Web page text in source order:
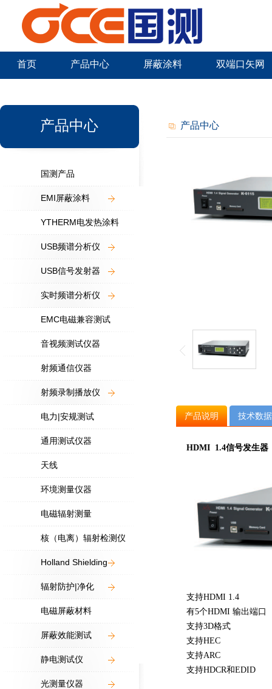
首页 产品中心 屏蔽涂料 双端口矢网
产品中心
国测产品
EMI屏蔽涂料
YTHERM电发热涂料
USB频谱分析仪
USB信号发射器
实时频谱分析仪
EMC电磁兼容测试
音视频测试仪器
射频通信仪器
射频录制播放仪
电力|安规测试
通用测试仪器
天线
环境测量仪器
电磁辐射测量
核（电离）辐射检测仪
Holland Shielding
辐射防护|净化
电磁屏蔽材料
屏蔽效能测试
静电测试仪
光测量仪器
产品中心
产品说明 技术数据
HDMI 1.4信号发生器
支持HDMI 1.4
有5个HDMI 输出端口
支持3D格式
支持HEC
支持ARC
支持HDCR和EDID